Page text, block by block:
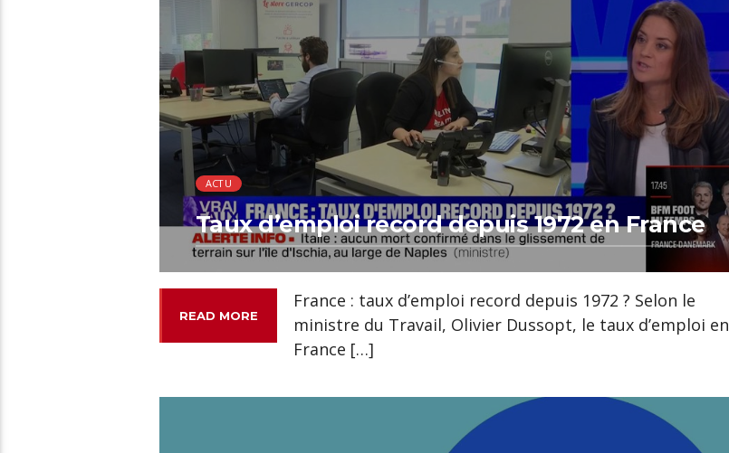
ACTU
Taux d’emploi record depuis 1972 en France
READ MORE
France : taux d’emploi record depuis 1972 ? Selon le
ministre du Travail, Olivier Dussopt, le taux d’emploi en
France […]